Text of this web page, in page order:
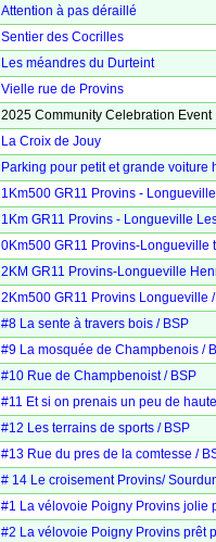
Attention à pas déraillé
Sentier des Cocrilles
Les méandres du Durteint
Vielle rue de Provins
2025 Community Celebration Event
La Croix de Jouy
Parking pour petit et grande voiture
1Km500 GR11 Provins -
1Km GR11 Provins - Longueville
0Km500 GR11 Provins-Longueville
2KM GR11 Provins-Longueville
2Km500 GR11 Provins Longueville
#8 La sente à travers bois / BSP
#9 La mosquée de Champbenois /
#10 Rue de Champbenoist / BSP
#11 Et si on prenais un peu de
#12 Les terrains de sports / BSP
#13 Rue du pres de la comtesse /
# 14 Le croisement Provins/
#1 La vélovoie Poigny Provins jolie
#2 La vélovoie Poigny Provins prêt